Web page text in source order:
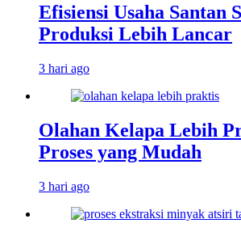
Efisiensi Usaha Santan
Produksi Lebih Lancar
3 hari ago
Olahan Kelapa Lebih
Proses yang Mudah
3 hari ago